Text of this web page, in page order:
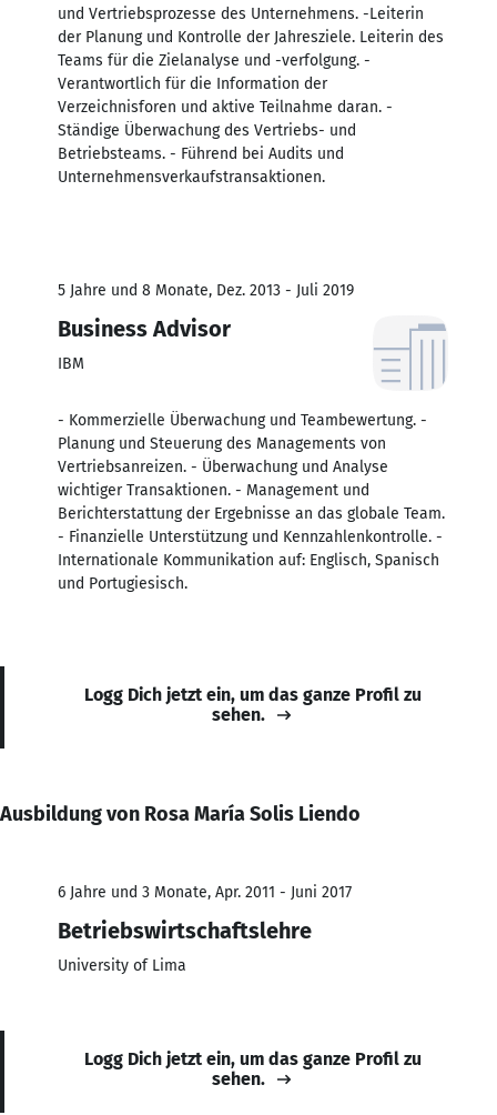
und Vertriebsprozesse des Unternehmens. -Leiterin
der Planung und Kontrolle der Jahresziele. Leiterin des
Teams für die Zielanalyse und -verfolgung. -
Verantwortlich für die Information der
Verzeichnisforen und aktive Teilnahme daran. -
Ständige Überwachung des Vertriebs- und
Betriebsteams. - Führend bei Audits und
Unternehmensverkaufstransaktionen.
5 Jahre und 8 Monate, Dez. 2013 - Juli 2019
Business Advisor
IBM
- Kommerzielle Überwachung und Teambewertung. -
Planung und Steuerung des Managements von
Vertriebsanreizen. - Überwachung und Analyse
wichtiger Transaktionen. - Management und
Berichterstattung der Ergebnisse an das globale Team.
- Finanzielle Unterstützung und Kennzahlenkontrolle. -
Internationale Kommunikation auf: Englisch, Spanisch
und Portugiesisch.
Logg Dich jetzt ein, um das ganze Profil zu
sehen.
Ausbildung von Rosa María Solis Liendo
6 Jahre und 3 Monate, Apr. 2011 - Juni 2017
Betriebswirtschaftslehre
University of Lima
Logg Dich jetzt ein, um das ganze Profil zu
sehen.